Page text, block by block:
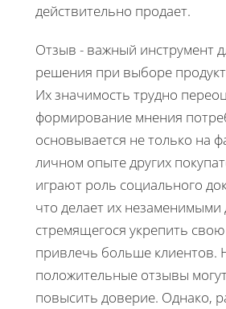
действительно продает.
Отзыв - важный инструмент
решения при выборе
Их значимость трудно
формирование мнения
основывается не только на
личном опыте других
играют роль социального
что делает их незаменимыми
стремящегося укрепить
привлечь больше клиентов.
положительные отзывы
повысить доверие. Однако,